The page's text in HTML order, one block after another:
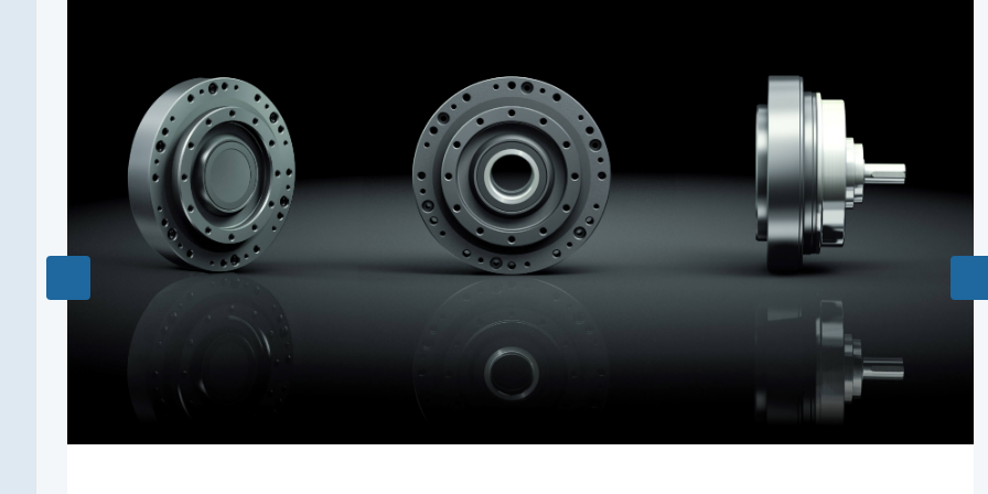
Редукция
100
Полый вал
опционально
Рекомендуемый температурный диапазон, °C
-40…+90